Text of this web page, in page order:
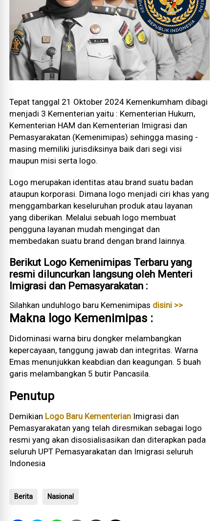
Tepat tanggal 21 Oktober 2024 Kemenkumham dibagi
menjadi 3 Kementerian yaitu : Kementerian Hukum,
Kementerian HAM dan Kementerian Imigrasi dan
Pemasyarakatan (Kemenimipas) sehingga masing -
masing memiliki jurisdiksinya baik dari segi visi
maupun misi serta logo.
Logo merupakan identitas atau brand suatu badan
ataupun korporasi. Dimana logo menjadi ciri khas yang
menggambarkan keseluruhan produk atau layanan
yang diberikan. Melalui sebuah logo membuat
pengguna layanan mudah mengingat dan
membedakan suatu brand dengan brand lainnya.
Berikut Logo Kemenimipas Terbaru yang
resmi diluncurkan langsung oleh Menteri
Imigrasi dan Pemasyarakatan :
Silahkan unduhlogo baru Kemenimipas disini >>
Makna logo Kemenimipas :
Didominasi warna biru dongker melambangkan
kepercayaan, tanggung jawab dan integritas. Warna
Emas menunjukkan keabdian dan keagungan. 5 buah
garis melambangkan 5 butir Pancasila.
Penutup
Demikian Logo Baru Kementerian Imigrasi dan
Pemasyarakatan yang telah diresmikan sebagai logo
resmi yang akan disosialisasikan dan diterapkan pada
seluruh UPT Pemasyarakatan dan Imigrasi seluruh
Indonesia
Berita Nasional